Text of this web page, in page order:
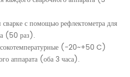
с помощью рефлектометра для
(50 раз).
(-20~+50 C)
аппарата (оба 3 часа).